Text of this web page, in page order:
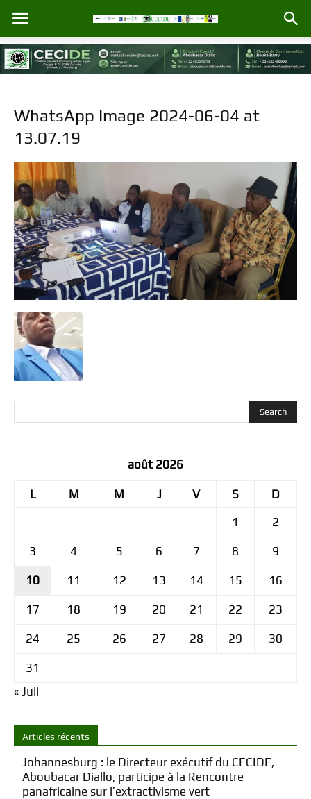
WhatsApp Image 2024-06-04 at
13.07.19
août 2026
L M M J V S
D
1
2
3 4 5 6 7 8 9
10 11 12 13 14 15 16
17 18 19 20 21 22 23
24 25 26 27 28 29 30
31
« Juil
Articles récents
Johannesburg : le Directeur exécutif du CECIDE,
Aboubacar Diallo, participe à la Rencontre
panafricaine sur l’extractivisme vert